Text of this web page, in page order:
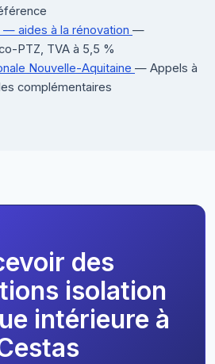
— aides à la rénovation —
PTZ, TVA à 5,5 %
Nouvelle-Aquitaine — Appels à
complémentaires
des
isolation
intérieure à